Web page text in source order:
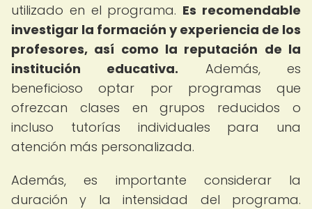
utilizado en el programa. Es recomendable
investigar la formación y experiencia de los
profesores, así como la reputación de la
institución educativa. Además, es
beneficioso optar por programas que
ofrezcan clases en grupos reducidos o
incluso tutorías individuales para una
atención más personalizada.
Además, es importante considerar la
duración y la intensidad del programa.